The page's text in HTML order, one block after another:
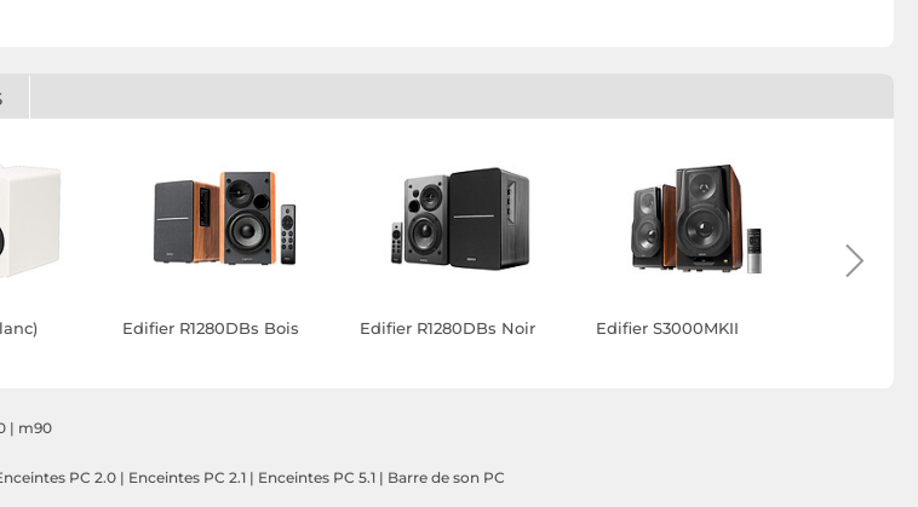
Edifier R1280DBs Bois Edifier R1280DBs Noir Edifier S3000MKII
| m90
PC 2.0 | Enceintes PC 2.1 | Enceintes PC 5.1 | Barre de son PC